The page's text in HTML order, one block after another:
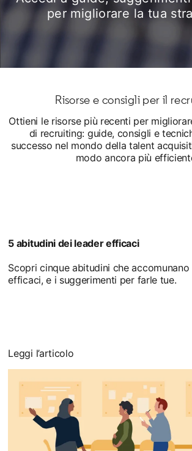
per migliorare la tua
Risorse e consigli per il
Ottieni le risorse più recenti per
di recruiting: guide, consigli e
successo nel mondo della talent
modo ancora più
5 abitudini dei leader efficaci
Scopri cinque abitudini che accomunano
efficaci, e i suggerimenti per farle tue.
Leggi l’articolo